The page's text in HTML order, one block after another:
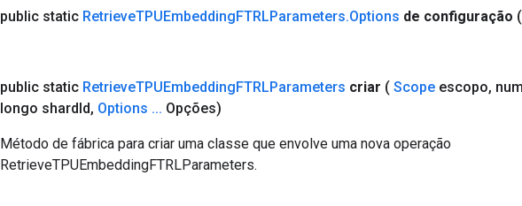
public static RetrieveTPUEmbeddingFTRLParameters.Options de configuração
public static RetrieveTPUEmbeddingFTRLParameters criar ( Scope escopo, num
longo shardId, Options ... Opções)
Método de fábrica para criar uma classe que envolve uma nova operação
RetrieveTPUEmbeddingFTRLParameters.